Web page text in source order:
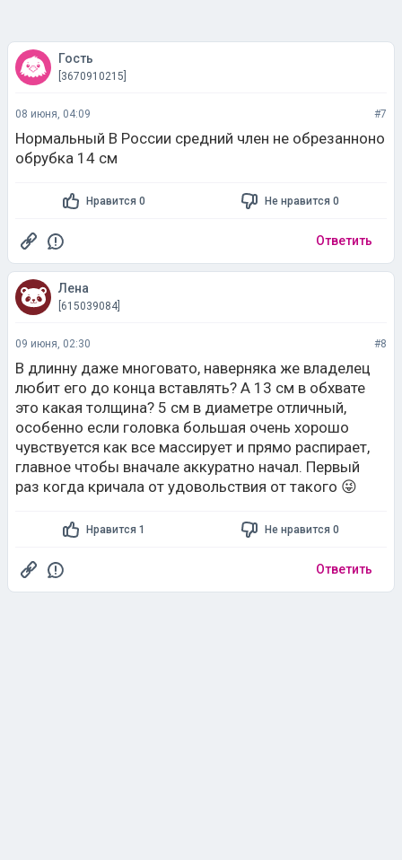
Гость
[3670910215]
08 июня, 04:09 #7
Нормальный В России средний член не обрезанноно
обрубка 14 см
Нравится 0 Не нравится 0
Ответить
Лена
[615039084]
09 июня, 02:30 #8
В длинну даже многовато, наверняка же владелец
любит его до конца вставлять? А 13 см в обхвате
это какая толщина? 5 см в диаметре отличный,
особенно если головка большая очень хорошо
чувствуется как все массирует и прямо распирает,
главное чтобы вначале аккуратно начал. Первый
раз когда кричала от удовольствия от такого 😜
Нравится 1 Не нравится 0
Ответить